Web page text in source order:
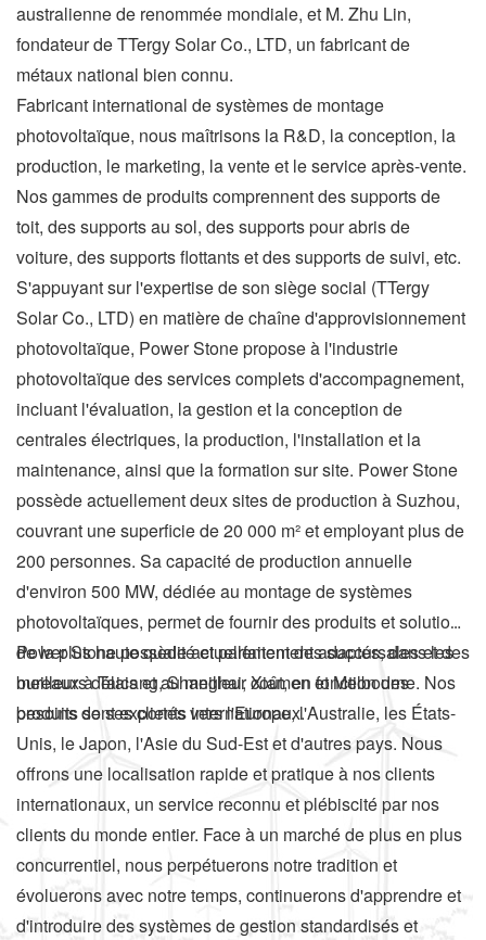
australienne de renommée mondiale, et M. Zhu Lin,
fondateur de TTergy Solar Co., LTD, un fabricant de
métaux national bien connu.
Fabricant international de systèmes de montage
photovoltaïque, nous maîtrisons la R&D, la conception, la
production, le marketing, la vente et le service après-vente.
Nos gammes de produits comprennent des supports de
toit, des supports au sol, des supports pour abris de
voiture, des supports flottants et des supports de suivi, etc.
S'appuyant sur l'expertise de son siège social (TTergy
Solar Co., LTD) en matière de chaîne d'approvisionnement
photovoltaïque, Power Stone propose à l'industrie
photovoltaïque des services complets d'accompagnement,
incluant l'évaluation, la gestion et la conception de
centrales électriques, la production, l'installation et la
maintenance, ainsi que la formation sur site. Power Stone
possède actuellement deux sites de production à Suzhou,
couvrant une superficie de 20 000 m² et employant plus de
200 personnes. Sa capacité de production annuelle
d'environ 500 MW, dédiée au montage de systèmes
photovoltaïques, permet de fournir des produits et solutions
de la plus haute qualité et parfaitement adaptés, dans les
meilleurs délais et au meilleur coût, en fonction des
besoins de ses clients internationaux.
Power Stone possède actuellement des succursales et des
bureaux à Taicang, Shanghai, Xiamen et Melbourne. Nos
produits sont exportés vers l'Europe, l'Australie, les États-
Unis, le Japon, l'Asie du Sud-Est et d'autres pays. Nous
offrons une localisation rapide et pratique à nos clients
internationaux, un service reconnu et plébiscité par nos
clients du monde entier. Face à un marché de plus en plus
concurrentiel, nous perpétuerons notre tradition et
évoluerons avec notre temps, continuerons d'apprendre et
d'introduire des systèmes de gestion standardisés et